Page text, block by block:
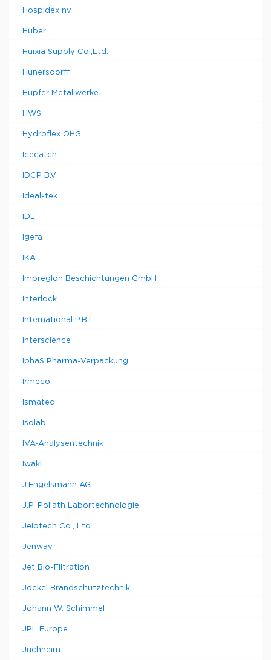
Hospidex nv
Huber
Huixia Supply Co.,Ltd.
Hunersdorff
Hupfer Metallwerke
HWS
Hydroflex OHG
Icecatch
IDCP B.V.
Ideal-tek
IDL
Igefa
IKA
Impreglon Beschichtungen GmbH
Interlock
International P.B.I.
interscience
IphaS Pharma-Verpackung
Irmeco
Ismatec
Isolab
IVA-Analysentechnik
Iwaki
J.Engelsmann AG
J.P. Pollath Labortechnologie
Jeiotech Co., Ltd.
Jenway
Jet Bio-Filtration
Jockel Brandschutztechnik-
Johann W. Schimmel
JPL Europe
Juchheim